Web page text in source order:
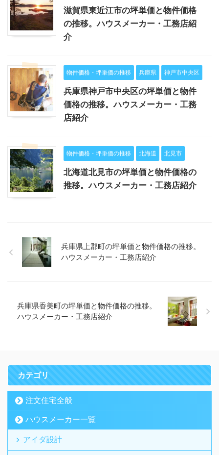
滋賀県東近江市の坪単価と物件価格
の推移。ハウスメーカー・工務店紹
介
物件価格・坪単価の推移 兵庫県 神戸市中央区
兵庫県神戸市中央区の坪単価と物件
価格の推移。ハウスメーカー・工務
店紹介
物件価格・坪単価の推移 北海道 北見市
北海道北見市の坪単価と物件価格の
推移。ハウスメーカー・工務店紹介
兵庫県上郡町の坪単価と物件価格の推移。
ハウスメーカー・工務店紹介
兵庫県香美町の坪単価と物件価格の推移。
ハウスメーカー・工務店紹介
カテゴリ
注文住宅全般
ハウスメーカー一覧
アイダ設計